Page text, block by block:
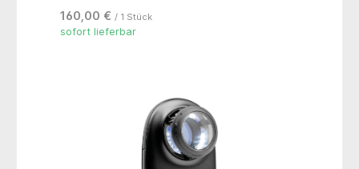
160,00 € / 1 Stück
sofort lieferbar